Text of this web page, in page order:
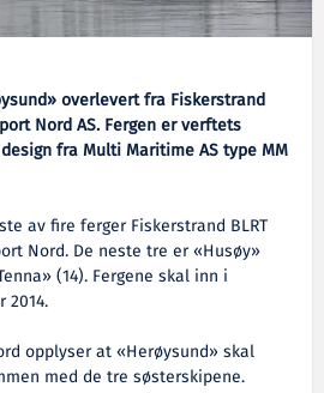
overlevert fra Fiskerstrand
Nord AS. Fergen er verftets
fra Multi Maritime AS type MM
av fire ferger Fiskerstrand BLRT
Nord. De neste tre er «Husøy»
(14). Fergene skal inn i
2014.
opplyser at «Herøysund» skal
med de tre søsterskipene.